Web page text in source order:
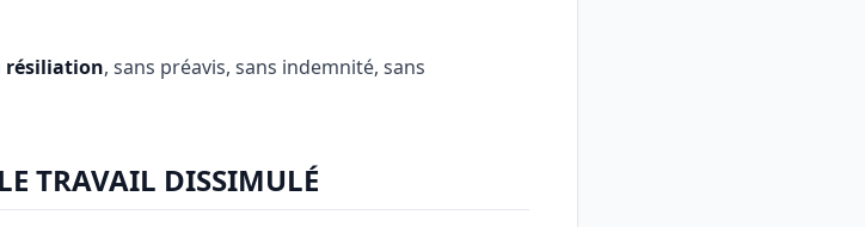
résiliation, sans préavis, sans indemnité, sans
TRAVAIL DISSIMULÉ